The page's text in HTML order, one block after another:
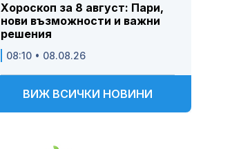
Хороскоп за 8 август: Пари,
нови възможности и важни
решения
08:10 • 08.08.26
ВИЖ ВСИЧКИ НОВИНИ